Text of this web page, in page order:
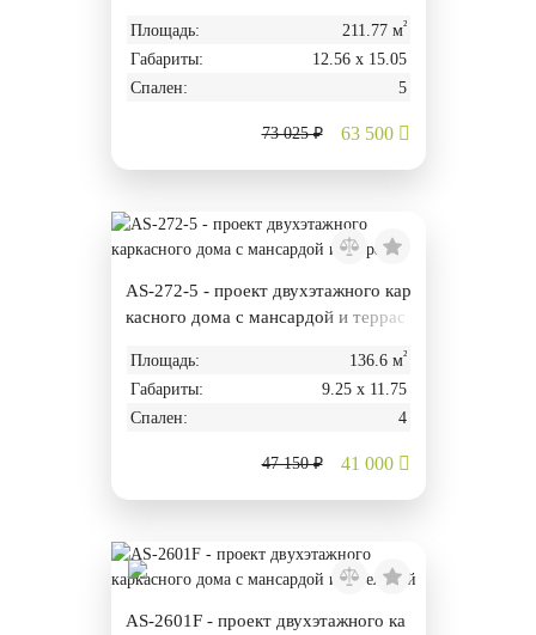
Площадь: 211.77 м²
Габариты:
12.56 х 15.05
Спален:
5
73 025 ₽ 63 500
AS-272-5 - проект двухэтажного кар
касного дома с мансардой и террас
Площадь: 136.6 м²
Габариты:
9.25 х 11.75
Спален:
4
47 150 ₽ 41 000
AS-2601F - проект двухэтажного ка